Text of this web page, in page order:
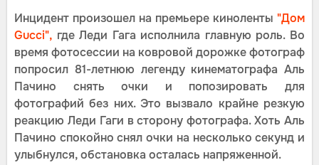
Инцидент произошел на премьере киноленты "Дом
Gucci", где Леди Гага исполнила главную роль. Во
время фотосессии на ковровой дорожке фотограф
попросил 81-летнюю легенду кинематографа Аль
Пачино снять очки и попозировать для
фотографий без них. Это вызвало крайне резкую
реакцию Леди Гаги в сторону фотографа. Хоть Аль
Пачино спокойно снял очки на несколько секунд и
улыбнулся, обстановка осталась напряженной.